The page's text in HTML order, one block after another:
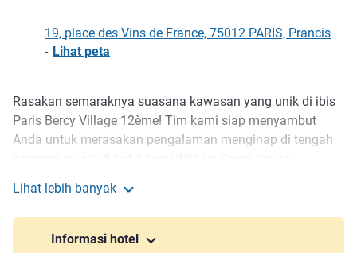
19, place des Vins de France, 75012 PARIS, Prancis
- Lihat peta
Deskripsi
Rasakan semaraknya suasana kawasan yang unik di ibis
Paris Bercy Village 12ème! Tim kami siap menyambut
Anda untuk merasakan pengalaman menginap di tengah
bekerja bersama tim? Mencari pengalaman kuliner baru?
Temukan kamar hotel bintang 3 kami yang terang dan
modern, ruang rapat fleksibel, dan konsep Kiosk baru kami!
Lihat lebih banyak
Informasi hotel